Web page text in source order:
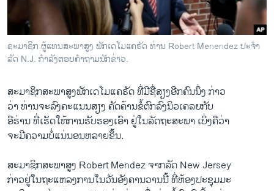
ພາສາອັງກິດ
ວີດີໂອ
ລາຍການກະຈາຍສຽງ
ລາຍງານ
ຕິດຕາມພວກເຮົາ ທີ່
ພາສາຕ່າງໆ
ຊະມາຊິກ ຜູ້ແທນສະພາສູງ ພັກເດໂມແຄຣັດ ທ່ານ Robert Menendez ປະຈຳ
ລັດ N.J. ກຳລັງຕອບຄຳຖາມນັກຂ່າວ.
ສະມາຊິກ​ສະພາ​ສູງພັກ​ເດ​ໂມ​ແຄຣັດ ທີ່​ມີ​ຊື່ສຽງ​ອີກ​ຄົນ​ນຶ່ງ ກ່າວ
​ວ່າ ທ່ານ​ຈະ​ລົງ​ຄະ​ແນນ​ສຽງ​ ຄັດຄ້ານ​ຂໍ້​ຕົກລົງ​ນິວ​ເຄລຍກັບ​
ອີຣ່ານ ທີ່​ເຮັດ​ໃຫ້​ການຮັບຮອງເອົາ ຢູ່ໃນລັດຖະສະພາ ​ເບິ່ງຄືວ່າ
ຈະ​ມີຄວາມບໍ່ແນ່ນອນ​ຫລາຍ​ຂຶ້ນ.
ສະມາ​ຊິ​ກສະພາ​ສູງ Robert Mendez ​ຈາກ​ລັດ New Jersey
ກ່າວ​ຢູ່​ໃນ​ຖະ​ແຫລ​ງການ​ໃນວັນ​ອັງຄານ​ວານ​ນີ້​ ທີ່ຫ້ອງ​ປະຊຸມ​ມະ